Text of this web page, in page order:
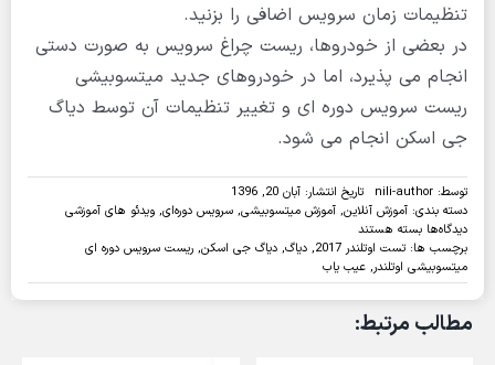
تنظیمات زمان سرویس اضافی را بزنید.
در بعضی از خودروها، ریست چراغ سرویس به صورت دستی
انجام می پذیرد، اما در خودروهای جدید میتسوبیشی
ریست سرویس دوره ای و تغییر تنظیمات آن توسط دیاگ
جی اسکن انجام می شود.
توسط: nili-author
تاریخ انتشار: آبان 20, 1396
دسته بندی: آموزش آنلاین, آموزش میتسوبیشی, سرویس دوره‌ای, ویدئو های آموزشی
دیدگاه‌ها برای
ویدئو:انجام
تنظیمات
سرویس
دوره
ای
میتسوبیشی
بسته هستند
برچسب ها: تست اوتلندر 2017 , دیاگ, دیاگ جی اسکن, ریست سرویس دوره ای
میتسوبیشی اوتلندر, عیب یاب
مطالب مرتبط: